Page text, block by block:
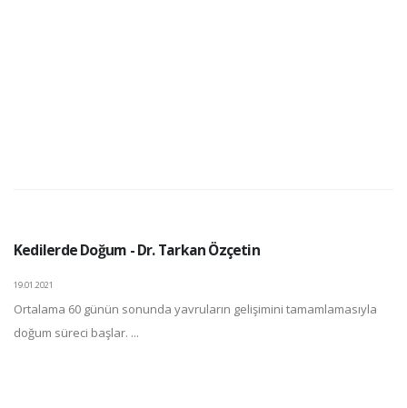
Kedilerde Doğum - Dr. Tarkan Özçetin
19.01.2021
Ortalama 60 günün sonunda yavruların gelişimini tamamlamasıyla
doğum süreci başlar. ...